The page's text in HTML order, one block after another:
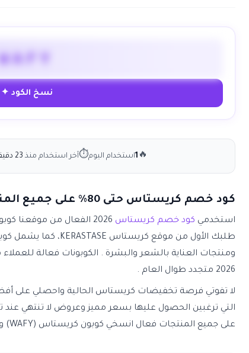
WAFY
نسخ الكود ✦
🔥
1استخدام اليوم⏱آخر استخدام منذ 23 دقيقة
كود خصم كريستاس حتى 80٪ على جميع المنتجات انسخ الكود (WAFY)
استخدمي كود خصم كريستاس
ومنتجات العناية بالشعر والبشرة . الكوبونات فعالة
2026 متجدد طوال العام .
لا تفوتي فرصة تخفيضات كريستاس الحالية واحصلي على
التي ترغبين الحصول عليها بسعر مميز وعروض لا تنتهي
على جميع المنتجات فعال انسخي كوبون كريستاس (WAFY) وحققي الخصم المطلوب !